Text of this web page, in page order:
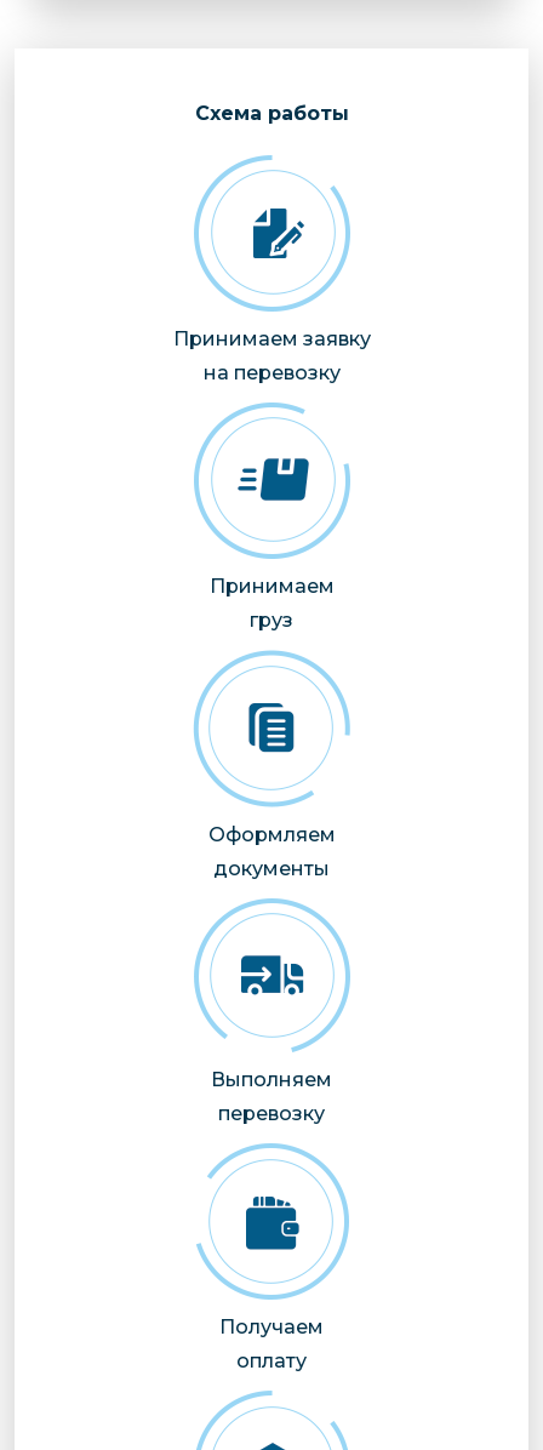
Cхема работы
Принимаем заявку
на перевозку
Принимаем
груз
Оформляем
документы
Выполняем
перевозку
Получаем
оплату